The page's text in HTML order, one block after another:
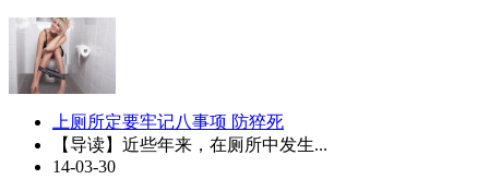
上厕所定要牢记八事项 防猝死
【导读】近些年来，在厕所中发生...
14-03-30